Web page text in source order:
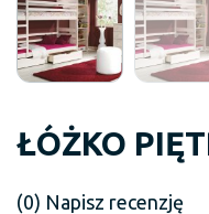
ŁÓŻKO
(0) Napisz recenzję